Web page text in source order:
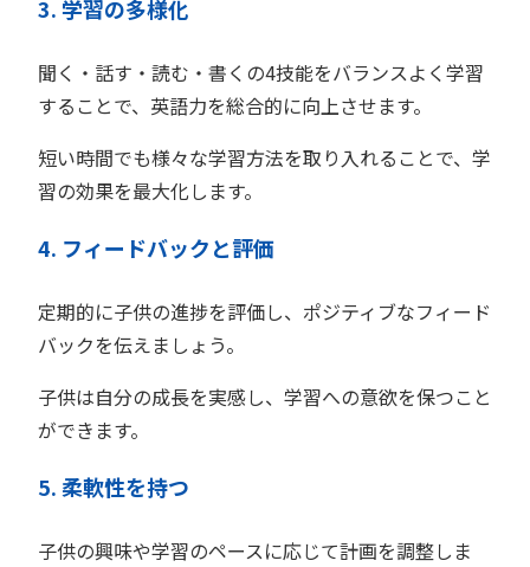
3. 学習の多様化
聞く・話す・読む・書くの4技能をバランスよく学習
することで、英語力を総合的に向上させます。
短い時間でも様々な学習方法を取り入れることで、学
習の効果を最大化します。
4. フィードバックと評価
定期的に子供の進捗を評価し、ポジティブなフィード
バックを伝えましょう。
子供は自分の成長を実感し、学習への意欲を保つこと
ができます。
5. 柔軟性を持つ
子供の興味や学習のペースに応じて計画を調整しま